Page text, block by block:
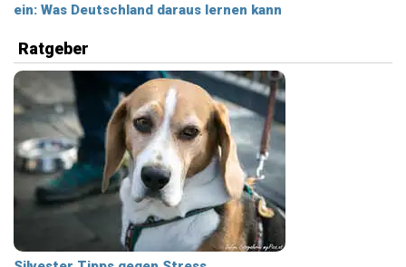
ein: Was Deutschland daraus lernen kann
Ratgeber